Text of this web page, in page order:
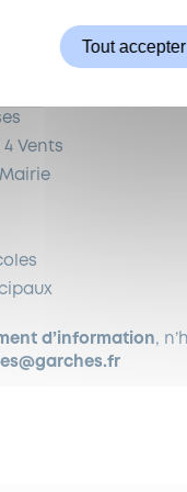
Vents
d’information,
Tout accepter